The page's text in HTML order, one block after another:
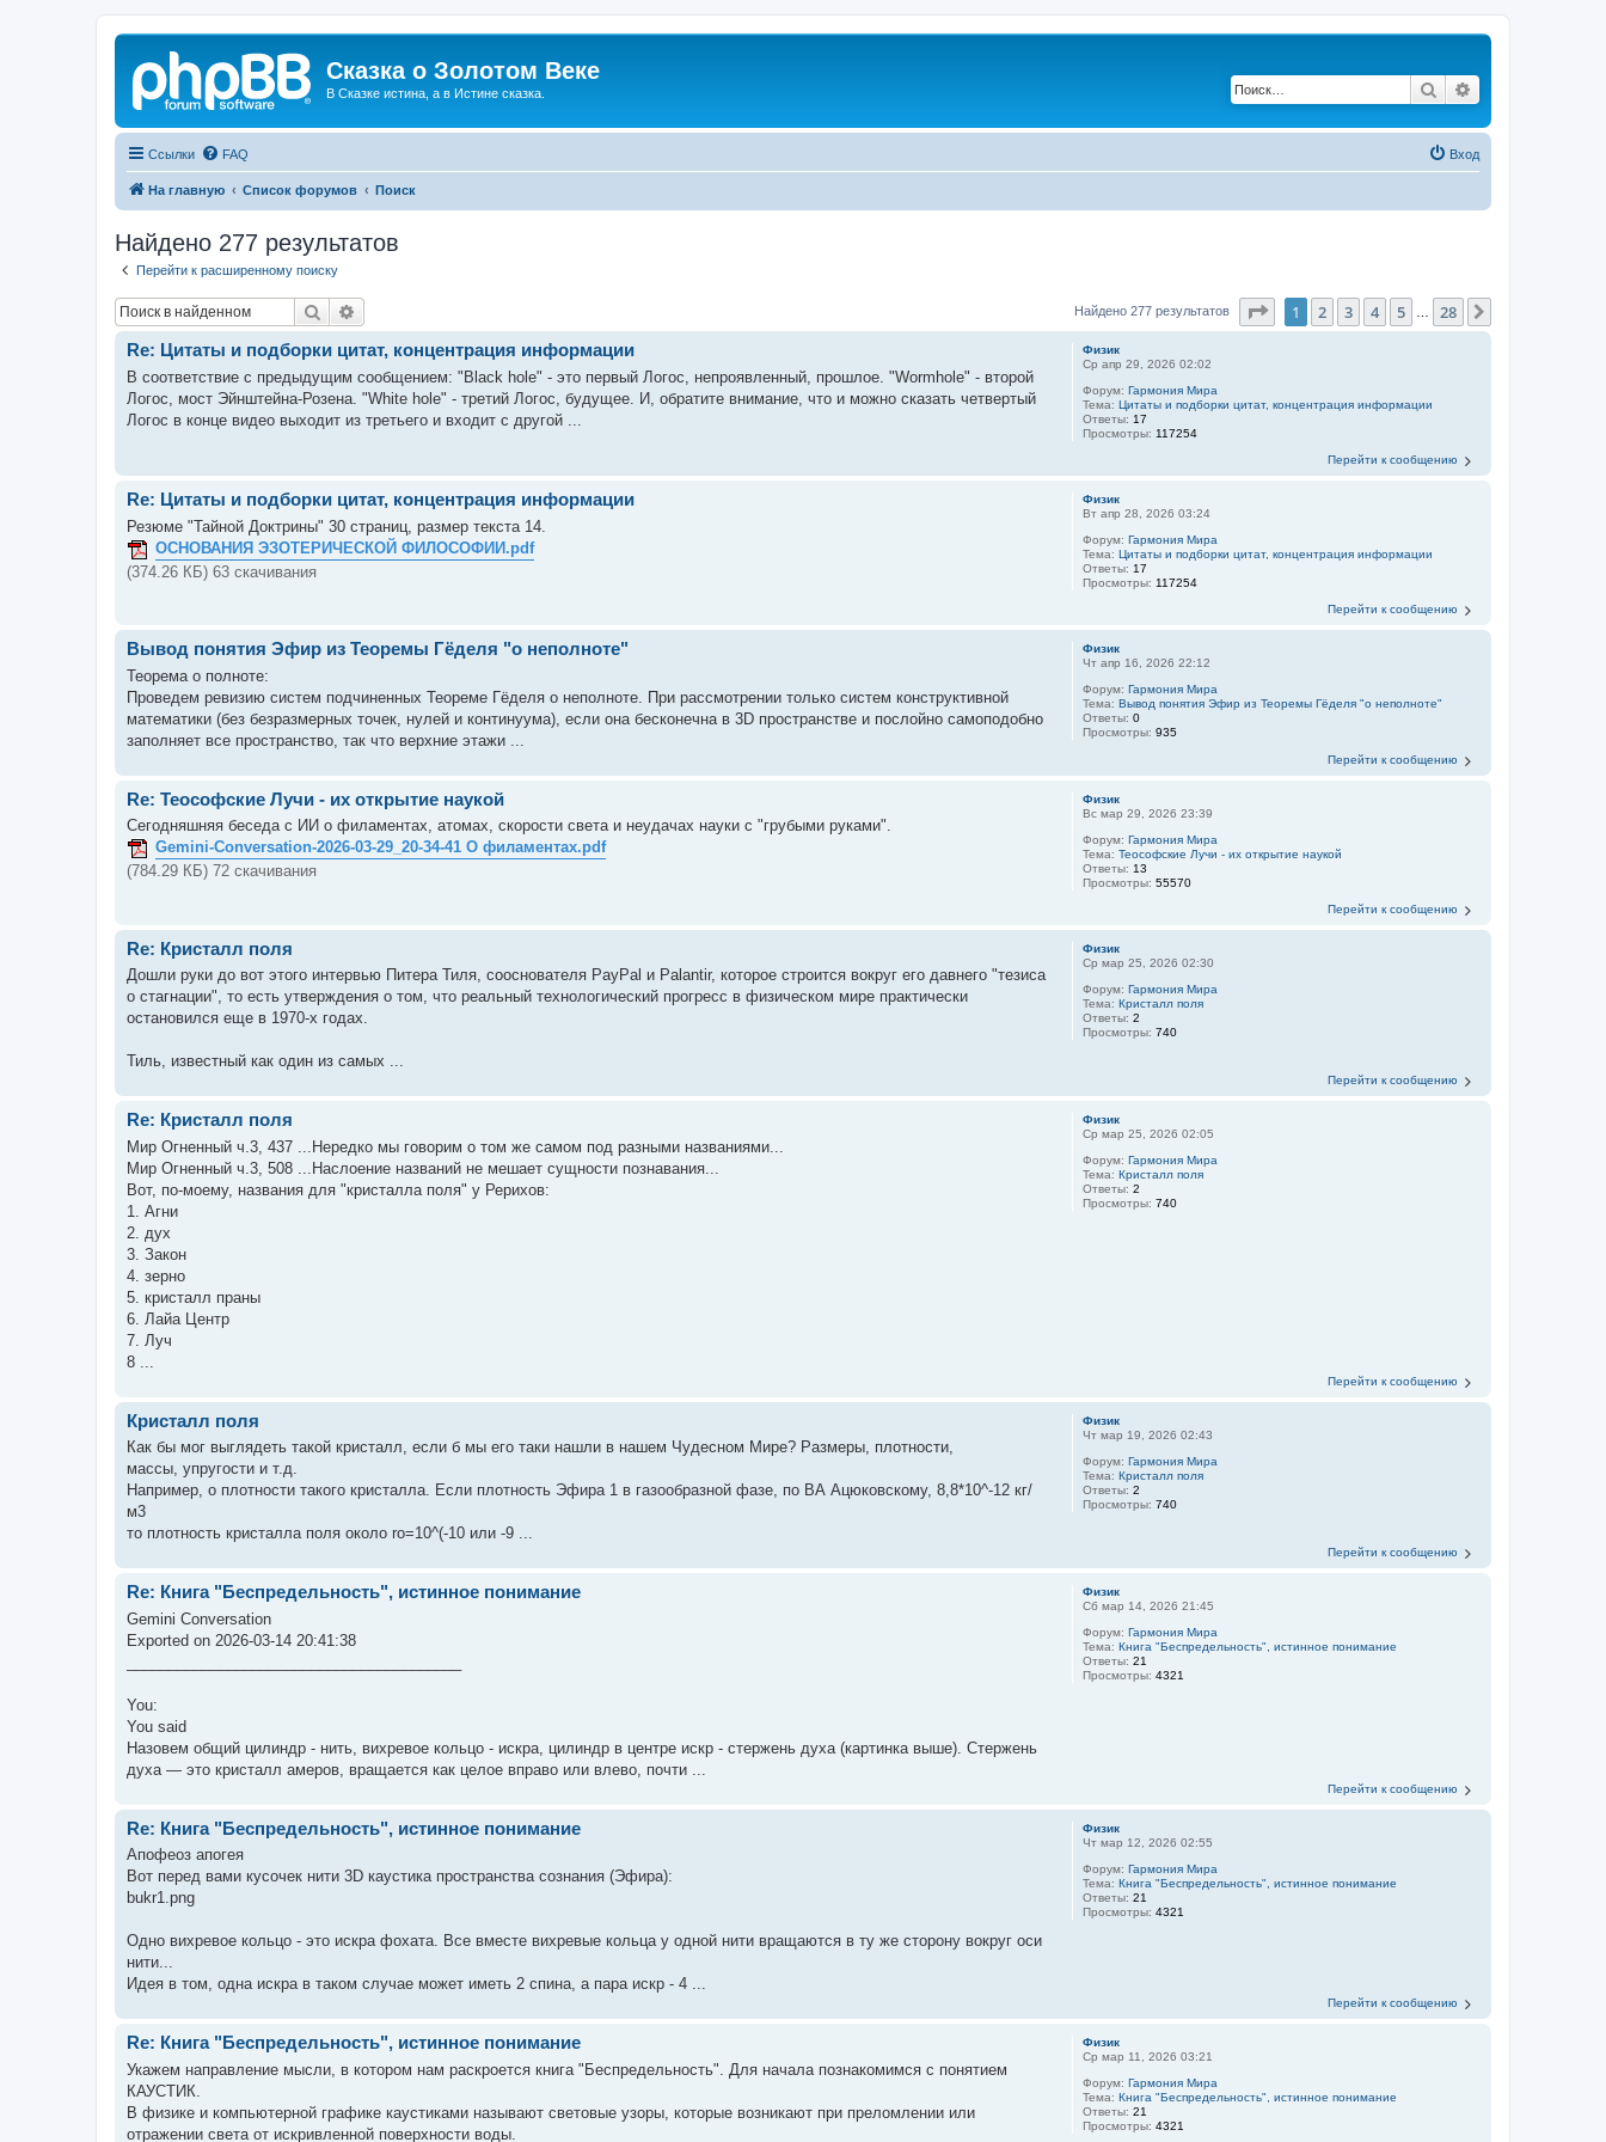
Сказка о Золотом Веке
В Сказке истина, а в Истине сказка. Поиск
Ссылки FAQ Вход
На главную Список форумов Поиск
Найдено 277 результатов
Перейти к расширенному поиску
Поиск Найдено 277 результатов Страница1 из 28
1 2 3 4 5 28
Физик
Ср апр 29, 2026 02:02
Форум:Гармония Мира
Тема:Цитаты и подборки цитат, концентрация информации
Ответы: 17
Просмотры: 117254
Re: Цитаты и подборки цитат, концентрация информации
В соответствие с предыдущим сообщением: "Black hole" - это первый Логос, непроявленный, прошлое. "Wormhole" - второй
Логос, мост Эйнштейна-Розена. "White hole" - третий Логос, будущее. И, обратите внимание, что и можно сказать четвертый
Логос в конце видео выходит из третьего и входит с другой ...
Перейти к сообщению
Физик
Вт апр 28, 2026 03:24
Форум:Гармония Мира
Тема:Цитаты и подборки цитат, концентрация информации
Ответы: 17
Просмотры: 117254
Re: Цитаты и подборки цитат, концентрация информации
Резюме "Тайной Доктрины" 30 страниц, размер текста 14.
ОСНОВАНИЯ ЭЗОТЕРИЧЕСКОЙ ФИЛОСОФИИ.pdf
(374.26 КБ) 63 скачивания
Перейти к сообщению
Физик
Чт апр 16, 2026 22:12
Форум:Гармония Мира
Тема:Вывод понятия Эфир из Теоремы Гёделя "о неполноте"
Ответы:0
Просмотры:935
Вывод понятия Эфир из Теоремы Гёделя "о неполноте"
Теорема о полноте:
Проведем ревизию систем подчиненных Теореме Гёделя о неполноте. При рассмотрении только систем конструктивной
математики (без безразмерных точек, нулей и континуума), если она бесконечна в 3D пространстве и послойно самоподобно
заполняет все пространство, так что верхние этажи ...
Перейти к сообщению
Физик
Вс мар 29, 2026 23:39
Форум:Гармония Мира
Тема:Теософские Лучи - их открытие наукой
Ответы: 13
Просмотры:55570
Re: Теософские Лучи - их открытие наукой
Сегодняшняя беседа с ИИ о филаментах, атомах, скорости света и неудачах науки с "грубыми руками".
Gemini-Conversation-2026-03-29_20-34-41 О филаментах.pdf
(784.29 КБ) 72 скачивания
Перейти к сообщению
Физик
Ср мар 25, 2026 02:30
Форум:Гармония Мира
Тема:Кристалл поля
Ответы:2
Просмотры:740
Re: Кристалл поля
Дошли руки до вот этого интервью Питера Тиля, сооснователя PayPal и Palantir, которое строится вокруг его давнего "тезиса
о стагнации", то есть утверждения о том, что реальный технологический прогресс в физическом мире практически
остановился еще в 1970-х годах.
Тиль, известный как один из самых ...
Перейти к сообщению
Физик
Ср мар 25, 2026 02:05
Форум:Гармония Мира
Тема:Кристалл поля
Ответы:2
Просмотры:740
Re: Кристалл поля
Мир Огненный ч.3, 437 ...Нередко мы говорим о том же самом под разными названиями...
Мир Огненный ч.3, 508 ...Наслоение названий не мешает сущности познавания...
Вот, по-моему, названия для "кристалла поля" у Рерихов:
1. Агни
2. дух
3. Закон
4. зерно
5. кристалл праны
6. Лайа Центр
7. Луч
8 ...
Перейти к сообщению
Физик
Чт мар 19, 2026 02:43
Форум:Гармония Мира
Тема:Кристалл поля
Ответы:2
Просмотры:740
Кристалл поля
Как бы мог выглядеть такой кристалл, если б мы его таки нашли в нашем Чудесном Мире? Размеры, плотности,
массы, упругости и т.д.
Например, о плотности такого кристалла. Если плотность Эфира 1 в газообразной фазе, по ВА Ацюковскому, 8,8*10^-12 кг/
м3
то плотность кристалла поля около ro=10^(-10 или -9 ...
Перейти к сообщению
Физик
Сб мар 14, 2026 21:45
Форум:Гармония Мира
Тема:Книга "Беспредельность", истинное понимание
Ответы:21
Просмотры:4321
Re: Книга "Беспредельность", истинное понимание
Gemini Conversation
Exported on 2026-03-14 20:41:38
You:
You said
Назовем общий цилиндр - нить, вихревое кольцо - искра, цилиндр в центре искр - стержень духа (картинка выше). Стержень
духа — это кристалл амеров, вращается как целое вправо или влево, почти ...
Перейти к сообщению
Физик
Чт мар 12, 2026 02:55
Форум:Гармония Мира
Тема:Книга "Беспредельность", истинное понимание
Ответы:21
Просмотры:4321
Re: Книга "Беспредельность", истинное понимание
Апофеоз апогея
Вот перед вами кусочек нити 3D каустика пространства сознания (Эфира):
bukr1.png
Одно вихревое кольцо - это искра фохата. Все вместе вихревые кольца у одной нити вращаются в ту же сторону вокруг оси
нити...
Идея в том, одна искра в таком случае может иметь 2 спина, а пара искр - 4 ...
Перейти к сообщению
Физик
Ср мар 11, 2026 03:21
Форум:Гармония Мира
Тема:Книга "Беспредельность", истинное понимание
Ответы:21
Просмотры:4321
Re: Книга "Беспредельность", истинное понимание
Укажем направление мысли, в котором нам раскроется книга "Беспредельность". Для начала познакомимся с понятием
КАУСТИК.
В физике и компьютерной графике каустиками называют световые узоры, которые возникают при преломлении или
отражении света от искривленной поверхности воды.